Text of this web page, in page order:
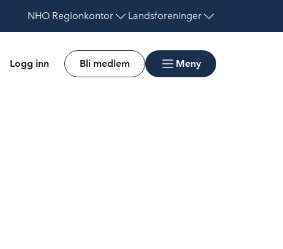
NHO Regionkontor Landsforeninger
Logg inn Bli medlem Meny